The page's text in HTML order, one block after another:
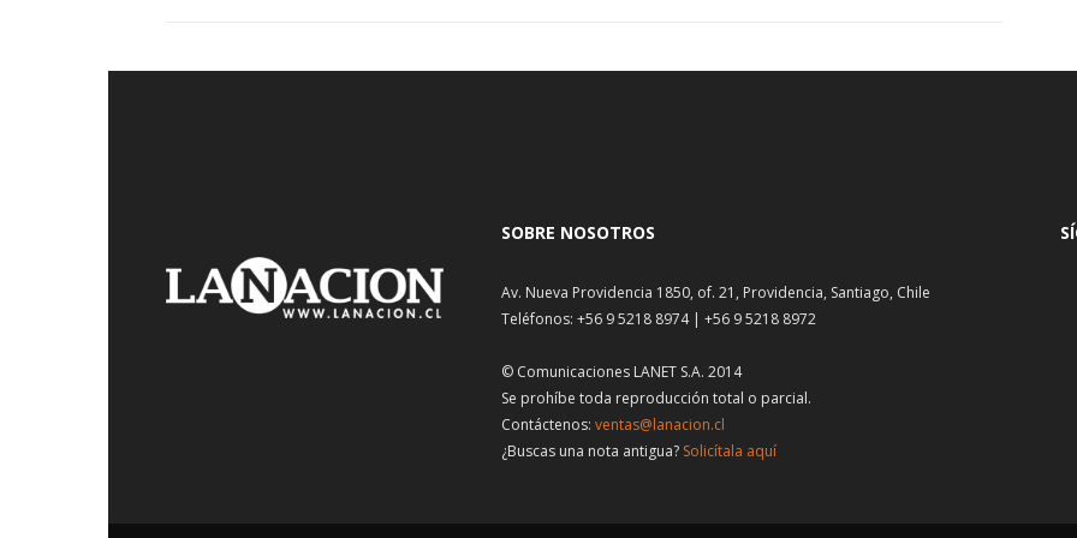
SOBRE NOSOTROS
Av. Nueva Providencia 1850, of. 21, Providencia, Santiago, Chile
Teléfonos: +56 9 5218 8974 | +56 9 5218 8972
© Comunicaciones LANET S.A. 2014
Se prohíbe toda reproducción total o parcial.
Contáctenos: ventas@lanacion.cl
¿Buscas una nota antigua? Solicítala aquí